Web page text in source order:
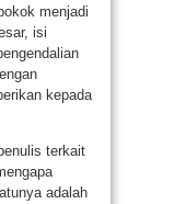
menjadi
isi
kepada
terkait
adalah